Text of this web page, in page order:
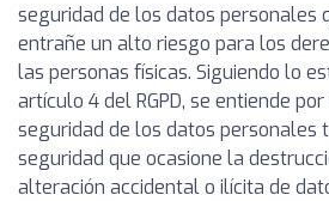
seguridad de los datos personales
entrañe un alto riesgo para los
las personas físicas. Siguiendo lo
artículo 4 del RGPD, se entiende
seguridad de los datos personales
seguridad que ocasione la
alteración accidental o ilícita de